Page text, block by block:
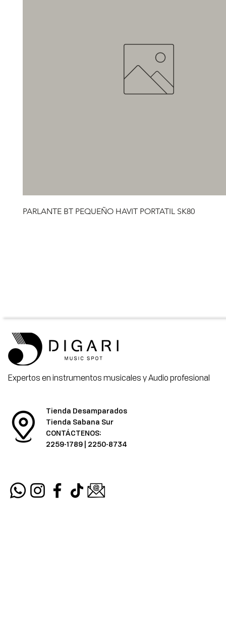
PARLANTE BT PEQUEÑO HAVIT PORTATIL SK80
Expertos en instrumentos musicales y Audio profesional
Tienda Desamparados
Tienda Sabana Sur
CONTÁCTENOS:
2259-1789 | 2250-8734